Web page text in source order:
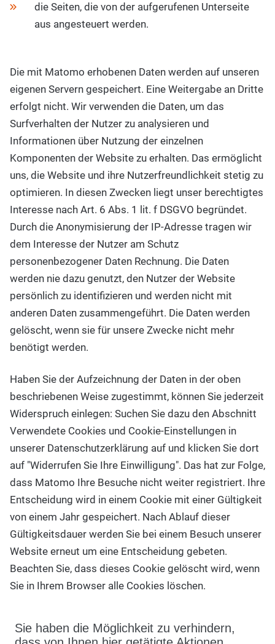
die Seiten, die von der aufgerufenen Unterseite
aus angesteuert werden.
Die mit Matomo erhobenen Daten werden auf unseren
eigenen Servern gespeichert. Eine Weitergabe an Dritte
erfolgt nicht. Wir verwenden die Daten, um das
Surfverhalten der Nutzer zu analysieren und
Informationen über Nutzung der einzelnen
Komponenten der Website zu erhalten. Das ermöglicht
uns, die Website und ihre Nutzerfreundlichkeit stetig zu
optimieren. In diesen Zwecken liegt unser berechtigtes
Interesse nach Art. 6 Abs. 1 lit. f DSGVO begründet.
Durch die Anonymisierung der IP-Adresse tragen wir
dem Interesse der Nutzer am Schutz
personenbezogener Daten Rechnung. Die Daten
werden nie dazu genutzt, den Nutzer der Website
persönlich zu identifizieren und werden nicht mit
anderen Daten zusammengeführt. Die Daten werden
gelöscht, wenn sie für unsere Zwecke nicht mehr
benötigt werden.
Haben Sie der Aufzeichnung der Daten in der oben
beschriebenen Weise zugestimmt, können Sie jederzeit
Widerspruch einlegen: Suchen Sie dazu den Abschnitt
Verwendete Cookies und Cookie-Einstellungen in
unserer Datenschutzerklärung auf und klicken Sie dort
auf "Widerrufen Sie Ihre Einwilligung". Das hat zur Folge,
dass Matomo Ihre Besuche nicht weiter registriert. Ihre
Entscheidung wird in einem Cookie mit einer Gültigkeit
von einem Jahr gespeichert. Nach Ablauf dieser
Gültigkeitsdauer werden Sie bei einem Besuch unserer
Website erneut um eine Entscheidung gebeten.
Beachten Sie, dass dieses Cookie gelöscht wird, wenn
Sie in Ihrem Browser alle Cookies löschen.